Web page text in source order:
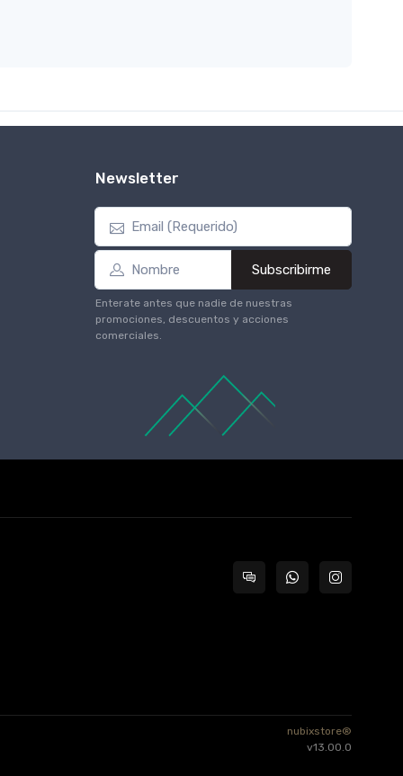
Newsletter
Subscribirme
Enterate antes que nadie de nuestras
promociones, descuentos y acciones
comerciales.
nubixstore®
v13.00.0